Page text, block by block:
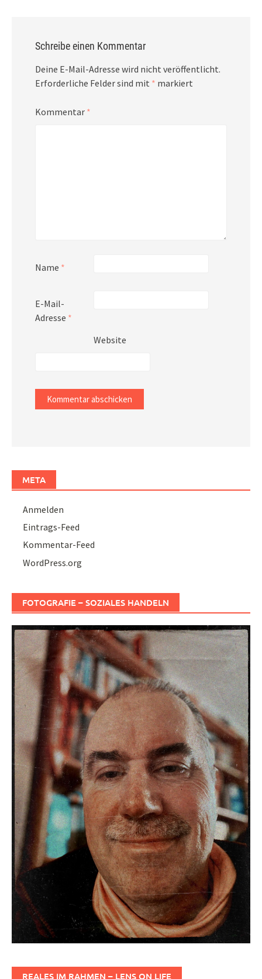
Schreibe einen Kommentar
Deine E-Mail-Adresse wird nicht veröffentlicht.
Erforderliche Felder sind mit * markiert
Kommentar *
Name *
E-Mail-
Adresse *
Website
META
Anmelden
Eintrags-Feed
Kommentar-Feed
WordPress.org
FOTOGRAFIE – SOZIALES HANDELN
REALES IM RAHMEN – LENS ON LIFE